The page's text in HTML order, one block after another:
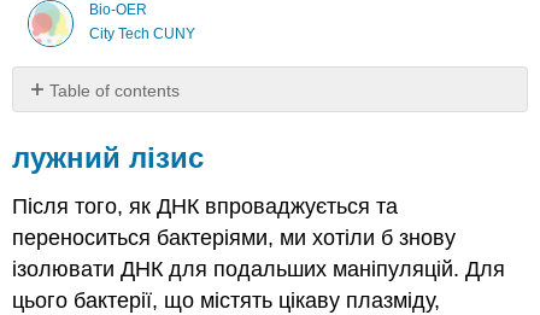
Bio-OER
City Tech CUNY
Table of contents
лізис
1:
підготовка
плазмідної
ДНК
лужний лізис
Після того, як ДНК впроваджується та
переноситься бактеріями, ми хотіли б знову
ізолювати ДНК для подальших маніпуляцій. Для
цього бактерії, що містять цікаву плазміду,